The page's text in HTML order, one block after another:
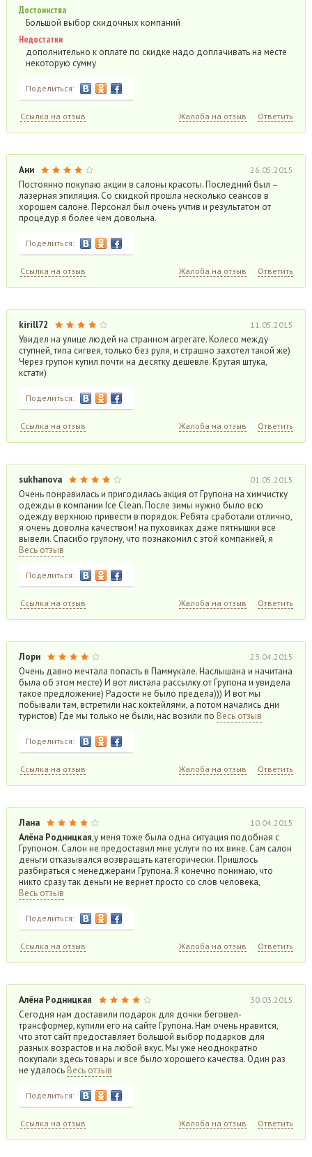
Достоинства
Большой выбор скидочных компаний
Недостатки
дополнительно к оплате по скидке надо доплачивать на месте
некоторую сумму
Поделиться:
Ссылка на отзыв Жалоба на отзыв Ответить
Ани 26.05.2015
Постоянно покупаю акции в салоны красоты. Последний был –
лазерная эпиляция. Со скидкой прошла несколько сеансов в
хорошем салоне. Персонал был очень учтив и результатом от
процедур я более чем довольна.
Поделиться:
Ссылка на отзыв Жалоба на отзыв Ответить
kirill72 11.05.2015
Увидел на улице людей на странном агрегате. Колесо между
ступней, типа сигвея, только без руля, и страшно захотел такой же)
Через групон купил почти на десятку дешевле. Крутая штука,
кстати)
Поделиться:
Ссылка на отзыв Жалоба на отзыв Ответить
sukhanova 01.05.2015
Очень понравилась и пригодилась акция от Групона на химчистку
одежды в компании Ice Clean. После зимы нужно было всю
одежду верхнюю привести в порядок. Ребята сработали отлично,
я очень доволна качеством! на пуховиках даже пятнышки все
вывели. Спасибо групону, что познакомил с этой компанией, я
Весь отзыв
Поделиться:
Ссылка на отзыв Жалоба на отзыв Ответить
Лори 23.04.2015
Очень давно мечтала попасть в Паммукале. Наслышана и начитана
была об этом месте) И вот листала рассылку от Групона и увидела
такое предложение) Радости не было предела))) И вот мы
побывали там, встретили нас коктейлями, а потом начались дни
туристов) Где мы только не были, нас возили по Весь отзыв
Поделиться:
Ссылка на отзыв Жалоба на отзыв Ответить
Лана 10.04.2015
Алёна Родницкая,у меня тоже была одна ситуация подобная с
Групоном. Салон не предоставил мне услуги по их вине. Сам салон
деньги отказывался возвращать категорически. Пришлось
разбираться с менеджерами Групона. Я конечно понимаю, что
никто сразу так деньги не вернет просто со слов человека,
Весь отзыв
Поделиться:
Ссылка на отзыв Жалоба на отзыв Ответить
Алёна Родницкая 30.03.2015
Сегодня нам доставили подарок для дочки беговел-
трансформер, купили его на сайте Групона. Нам очень нравится,
что этот сайт предоставляет большой выбор подарков для
разных возрастов и на любой вкус. Мы уже неоднократно
покупали здесь товары и все было хорошего качества. Один раз
не удалось Весь отзыв
Поделиться:
Ссылка на отзыв Жалоба на отзыв Ответить